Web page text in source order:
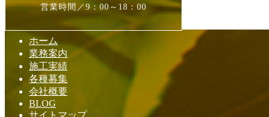
営業時間／9：00～18：00
ホーム
業務案内
施工実績
各種募集
会社概要
BLOG
サイトマップ